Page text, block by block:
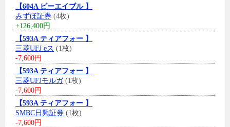
【604A ビーエイブル 】
みずほ証券 (4枚)
+126,400円
【593A ティアフォー 】
三菱UFJ eス (1枚)
-7,600円
【593A ティアフォー 】
三菱UFJモルガ(1枚)
-7,600円
【593A ティアフォー 】
SMBC日興証券 (1枚)
-7,600円